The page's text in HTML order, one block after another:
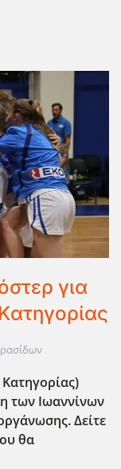
για
των Ιωαννίνων
Δείτε
θα